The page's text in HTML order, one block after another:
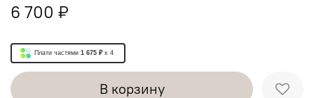
6 700 ₽
Плати частями 1 675 ₽ x 4
В корзину